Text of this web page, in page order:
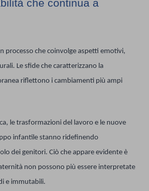
che continua a
processo che coinvolge aspetti emotivi,
Le sfide che caratterizzano la
riflettono i cambiamenti più ampi
le trasformazioni del lavoro e le nuove
infantile stanno ridefinendo
dei genitori. Ciò che appare evidente è
non possono più essere interpretate
e immutabili.